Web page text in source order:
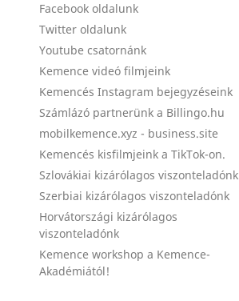
Facebook oldalunk
Twitter oldalunk
Youtube csatornánk
Kemence videó filmjeink
Kemencés Instagram bejegyzéseink
Számlázó partnerünk a Billingo.hu
mobilkemence.xyz - business.site
Kemencés kisfilmjeink a TikTok-on.
Szlovákiai kizárólagos viszonteladónk
Szerbiai kizárólagos viszonteladónk
Horvátországi kizárólagos
viszonteladónk
Kemence workshop a Kemence-
Akadémiától!